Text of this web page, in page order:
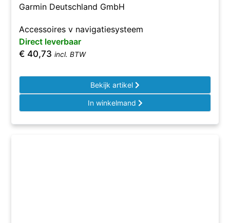
Garmin Deutschland GmbH
Accessoires v navigatiesysteem
Direct leverbaar
€ 40,73 incl. BTW
Bekijk artikel
In winkelmand